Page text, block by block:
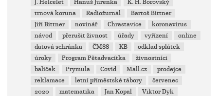
J. Helcelet
Hanuš Jurenka
K. H. Borovský
trnová koruna
Radiožurnál
Bartoš Bittner
Jiří Bittner
novinář Chrastavice
koronavirus
návod
přerušit živnost úřady vyřízení
online
datová schránka
ČMSS KB
odklad splátek
úroky
Program Pětadvacítka
živnostníci
balíček
Prymula Covid Mall.cz
prodejce
reklamace
letní příměstské tábory
červenec
2020
matematika Jan Kopal
Viktor Dyk